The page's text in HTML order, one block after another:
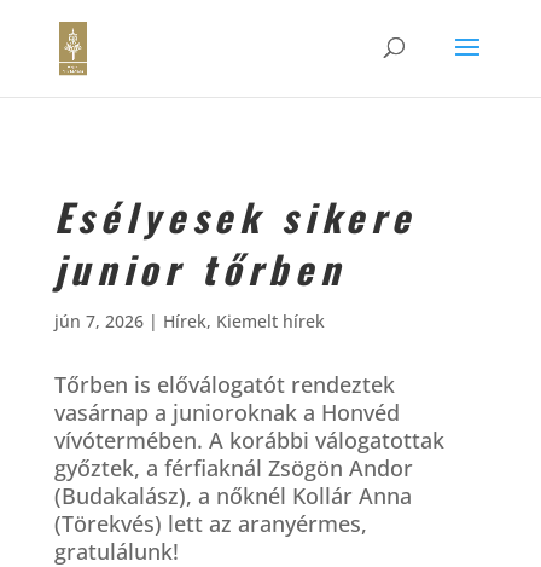
Esélyesek sikere
junior tőrben
jún 7, 2026| Hírek, Kiemelt hírek
Tőrben is előválogatót rendeztek
vasárnap a junioroknak a Honvéd
vívótermében. A korábbi válogatottak
győztek, a férfiaknál Zsögön Andor
(Budakalász), a nőknél Kollár Anna
(Törekvés) lett az aranyérmes,
gratulálunk!